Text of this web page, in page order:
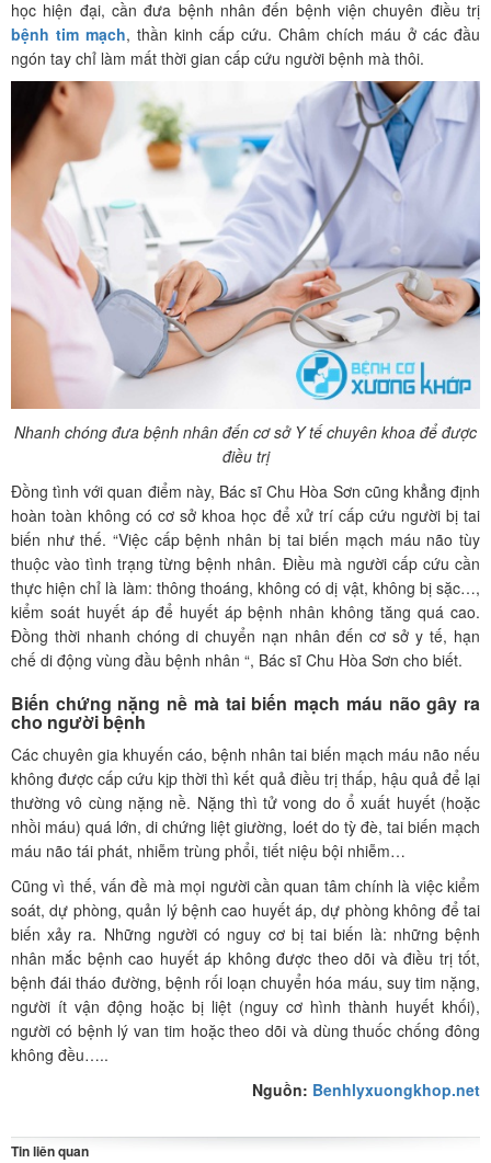
học hiện đại, cần đưa bệnh nhân đến bệnh viện chuyên điều trị
bệnh tim mạch, thần kinh cấp cứu. Châm chích máu ở các đầu
ngón tay chỉ làm mất thời gian cấp cứu người bệnh mà thôi.
Nhanh chóng đưa bệnh nhân đến cơ sở Y tế chuyên khoa để được
điều trị
Đồng tình với quan điểm này, Bác sĩ Chu Hòa Sơn cũng khẳng định
hoàn toàn không có cơ sở khoa học để xử trí cấp cứu người bị tai
biến như thế. “Việc cấp bệnh nhân bị tai biến mạch máu não tùy
thuộc vào tình trạng từng bệnh nhân. Điều mà người cấp cứu cần
thực hiện chỉ là làm: thông thoáng, không có dị vật, không bị sặc…,
kiểm soát huyết áp để huyết áp bệnh nhân không tăng quá cao.
Đồng thời nhanh chóng di chuyển nạn nhân đến cơ sở y tế, hạn
chế di động vùng đầu bệnh nhân “, Bác sĩ Chu Hòa Sơn cho biết.
Biến chứng nặng nề mà tai biến mạch máu não gây ra
cho người bệnh
Các chuyên gia khuyến cáo, bệnh nhân tai biến mạch máu não nếu
không được cấp cứu kịp thời thì kết quả điều trị thấp, hậu quả để lại
thường vô cùng nặng nề. Nặng thì tử vong do ổ xuất huyết (hoặc
nhồi máu) quá lớn, di chứng liệt giường, loét do tỳ đè, tai biến mạch
máu não tái phát, nhiễm trùng phổi, tiết niệu bội nhiễm…
Cũng vì thế, vấn đề mà mọi người cần quan tâm chính là việc kiểm
soát, dự phòng, quản lý bệnh cao huyết áp, dự phòng không để tai
biến xảy ra. Những người có nguy cơ bị tai biến là: những bệnh
nhân mắc bệnh cao huyết áp không được theo dõi và điều trị tốt,
bệnh đái tháo đường, bệnh rối loạn chuyển hóa máu, suy tim nặng,
người ít vận động hoặc bị liệt (nguy cơ hình thành huyết khối),
người có bệnh lý van tim hoặc theo dõi và dùng thuốc chống đông
không đều…..
Nguồn: Benhlyxuongkhop.net
Tin liên quan